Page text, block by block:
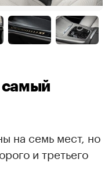
самый
на семь мест, но
и третьего